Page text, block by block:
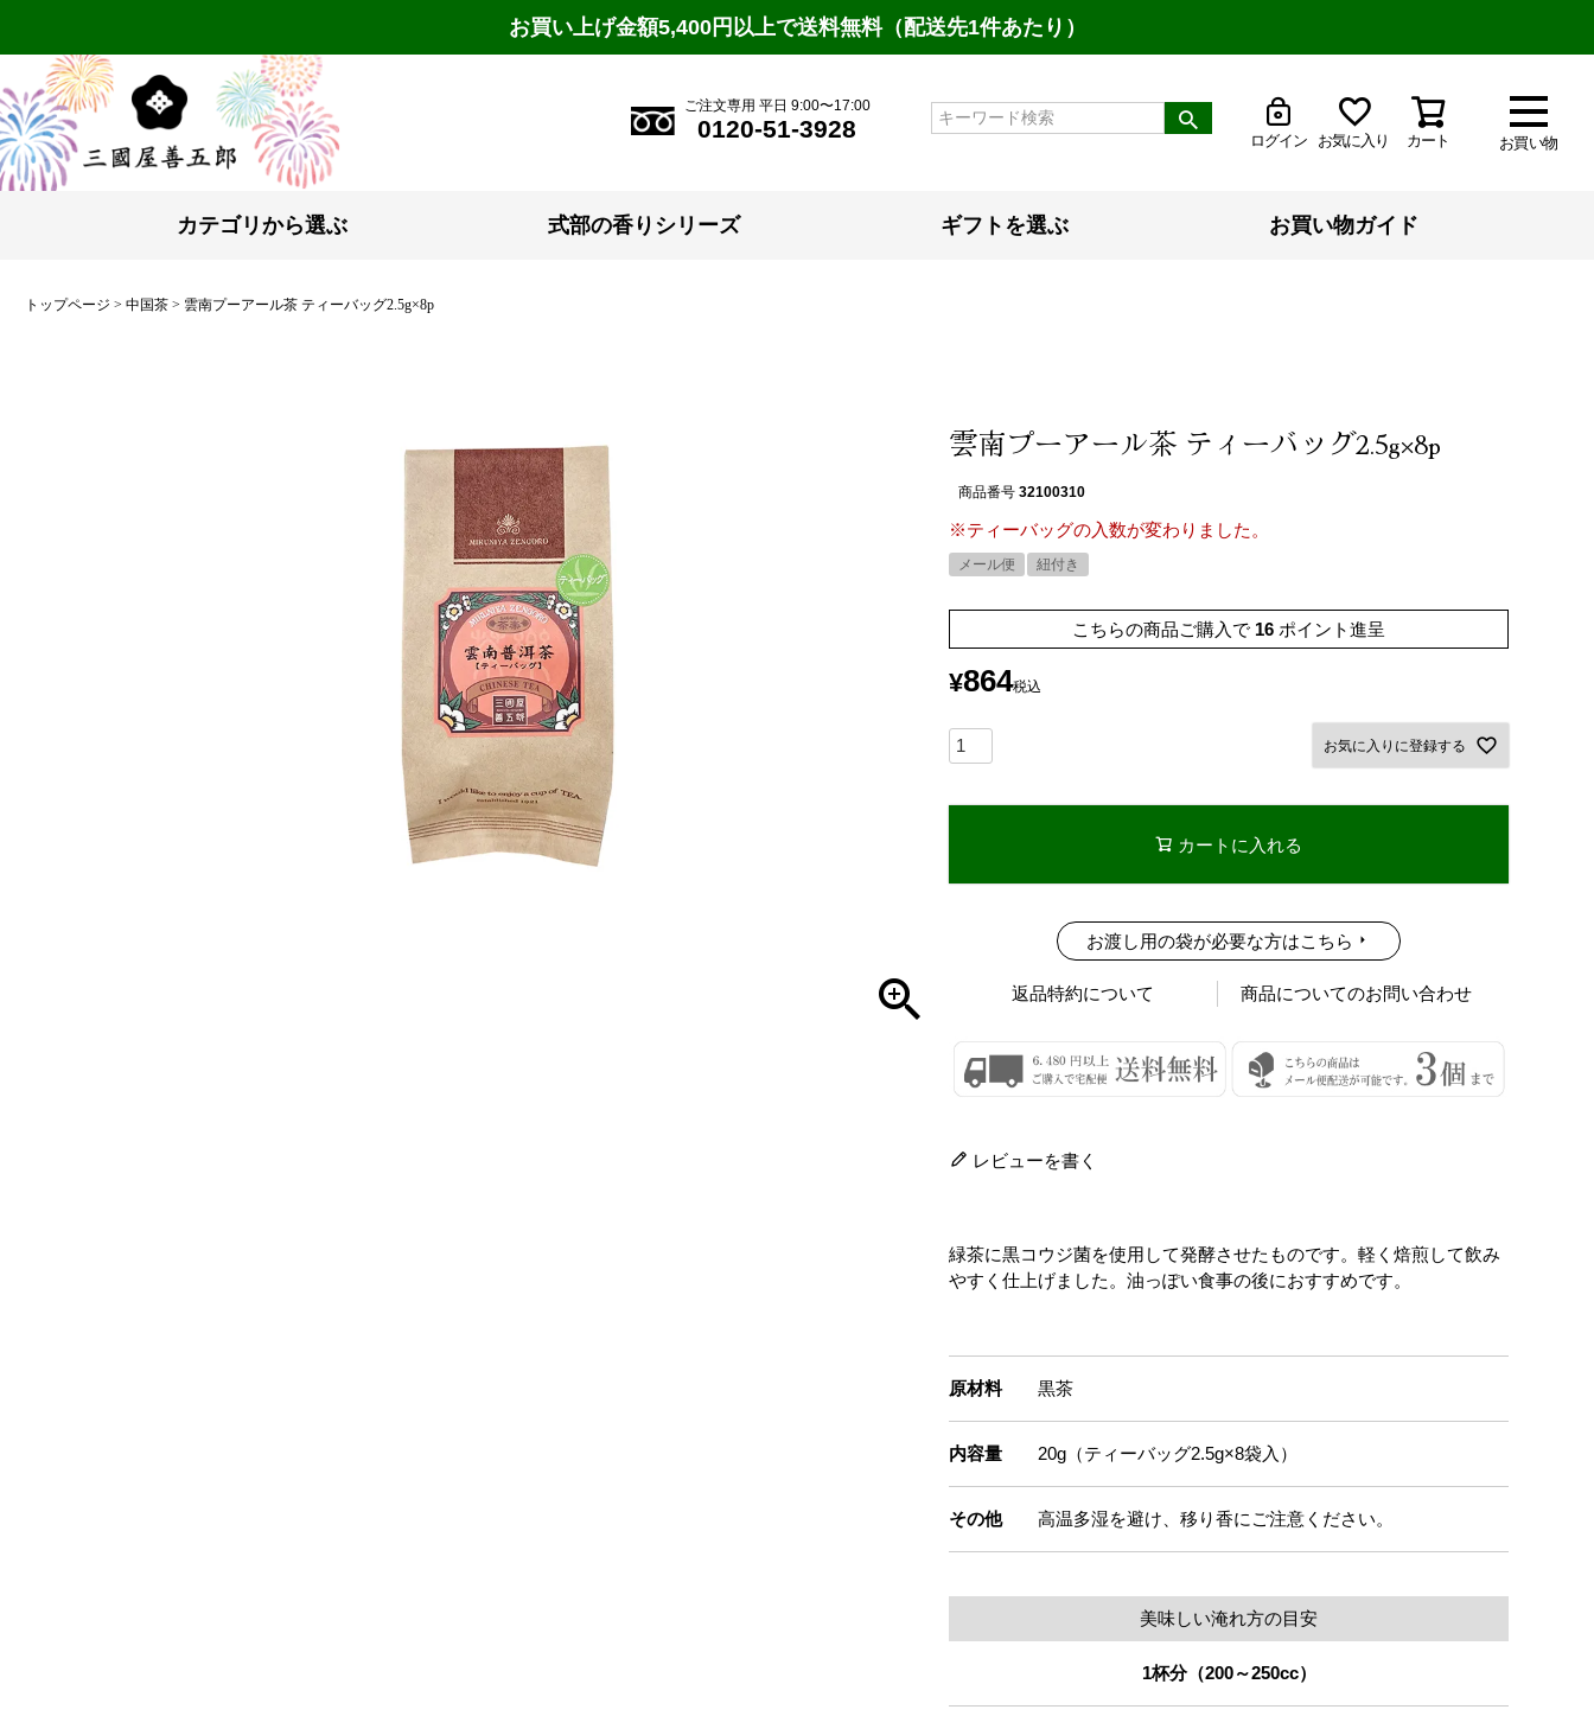
お買い上げ金額5,400円以上で送料無料（配送先1件あたり）
お買い物
ご注文専用 平日 9:00〜17:00
0120-51-3928 ログイン お気に入り カート
カテゴリから選ぶ 式部の香りシリーズ ギフトを選ぶ お買い物ガイド
トップページ 中国茶 雲南プーアール茶 ティーバッグ2.5g×8p
雲南プーアール茶 ティーバッグ2.5g×8p
商品番号 32100310
※ティーバッグの入数が変わりました。
メール便 紐付き
こちらの商品ご購入で 16 ポイント進呈
¥864税込
お気に入りに登録する
カートに入れる
お渡し用の袋が必要な方はこちら
返品特約について 商品についてのお問い合わせ
レビューを書く
緑茶に黒コウジ菌を使用して発酵させたものです。軽く焙煎して飲み
やすく仕上げました。油っぽい食事の後におすすめです。
原材料 黒茶
内容量 20g（ティーバッグ2.5g×8袋入）
その他 高温多湿を避け、移り香にご注意ください。
美味しい淹れ方の目安
1杯分（200～250cc）